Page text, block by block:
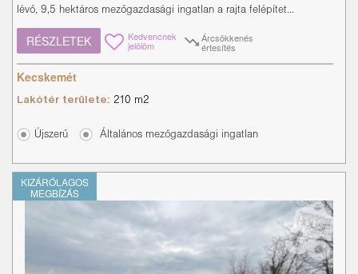
lévő, 9,5 hektáros mezőgazdasági ingatlan a rajta felépítet...
RÉSZLETEK Kedvencnek
jelölöm
Árcsökkenés
értesítés
Kecskemét
Lakótér területe: 210 m2
Újszerű Általános mezőgazdasági ingatlan
KIZÁRÓLAGOS
MEGBÍZÁS